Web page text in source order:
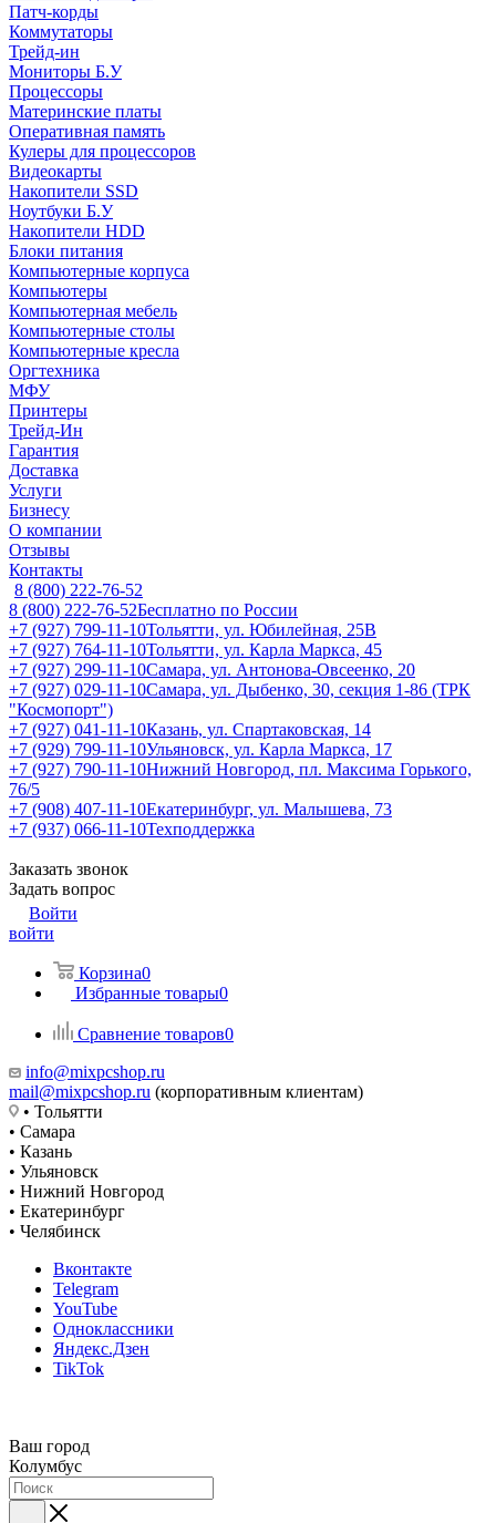
Патч-корды
Коммутаторы
Трейд-ин
Мониторы Б.У
Процессоры
Материнские платы
Оперативная память
Кулеры для процессоров
Видеокарты
Накопители SSD
Ноутбуки Б.У
Накопители HDD
Блоки питания
Компьютерные корпуса
Компьютеры
Компьютерная мебель
Компьютерные столы
Компьютерные кресла
Оргтехника
МФУ
Принтеры
Трейд-Ин
Гарантия
Доставка
Услуги
Бизнесу
О компании
Отзывы
Контакты
8 (800) 222-76-52
8 (800) 222-76-52Бесплатно по России
+7 (927) 799-11-10Тольятти, ул. Юбилейная, 25В
+7 (927) 764-11-10Тольятти, ул. Карла Маркса, 45
+7 (927) 299-11-10Самара, ул. Антонова-Овсеенко, 20
+7 (927) 029-11-10Самара, ул. Дыбенко, 30, секция 1-86 (ТРК
"Космопорт")
+7 (927) 041-11-10Казань, ул. Спартаковская, 14
+7 (929) 799-11-10Ульяновск, ул. Карла Маркса, 17
+7 (927) 790-11-10Нижний Новгород, пл. Максима Горького,
76/5
+7 (908) 407-11-10Екатеринбург, ул. Малышева, 73
+7 (937) 066-11-10Техподдержка
Заказать звонок
Задать вопрос
Войти
войти
Корзина0
Избранные товары0
Сравнение товаров0
info@mixpcshop.ru
mail@mixpcshop.ru (корпоративным клиентам)
• Тольятти
• Самара
• Казань
• Ульяновск
• Нижний Новгород
• Екатеринбург
• Челябинск
Вконтакте
Telegram
YouTube
Одноклассники
Яндекс.Дзен
TikTok
Ваш город
Колумбус